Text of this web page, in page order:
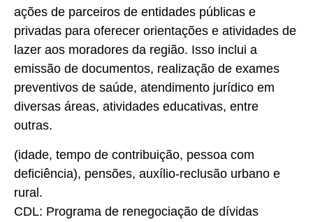
ações de parceiros de entidades públicas e
privadas para oferecer orientações e atividades de
lazer aos moradores da região. Isso inclui a
emissão de documentos, realização de exames
preventivos de saúde, atendimento jurídico em
diversas áreas, atividades educativas, entre
outras.
(idade, tempo de contribuição, pessoa com
deficiência), pensões, auxílio-reclusão urbano e
rural.
CDL: Programa de renegociação de dívidas